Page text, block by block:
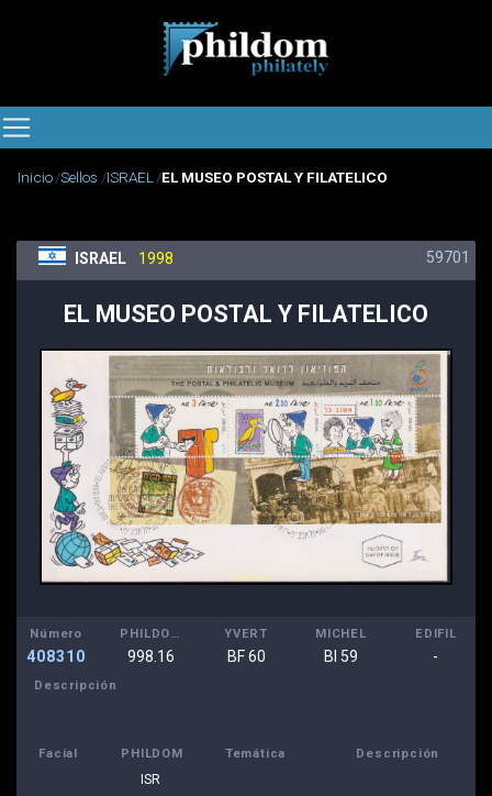
Inicio Sellos ISRAEL EL MUSEO POSTAL Y FILATELICO
ISRAEL 1998 59701
EL MUSEO POSTAL Y FILATELICO
Número
408310 998.16
YVERT
BF 60
MICHEL
Bl 59
EDIFIL
-
Descripción
Facial PHILDOM Temática Descripción
ISR